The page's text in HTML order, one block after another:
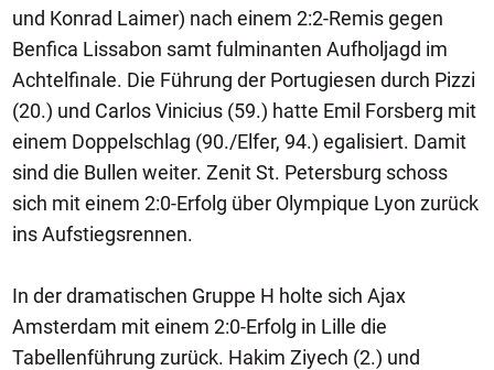
und Konrad Laimer) nach einem 2:2-Remis gegen
Benfica Lissabon samt fulminanten Aufholjagd im
Achtelfinale. Die Führung der Portugiesen durch Pizzi
(20.) und Carlos Vinicius (59.) hatte Emil Forsberg mit
einem Doppelschlag (90./Elfer, 94.) egalisiert. Damit
sind die Bullen weiter. Zenit St. Petersburg schoss
sich mit einem 2:0-Erfolg über Olympique Lyon zurück
ins Aufstiegsrennen.
In der dramatischen Gruppe H holte sich Ajax
Amsterdam mit einem 2:0-Erfolg in Lille die
Tabellenführung zurück. Hakim Ziyech (2.) und